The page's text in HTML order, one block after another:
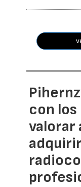
con los
valorar